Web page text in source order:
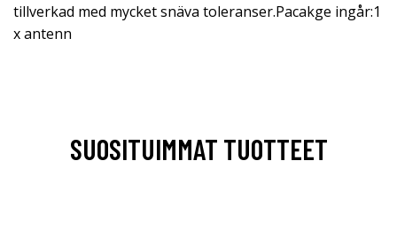
tillverkad med mycket snäva toleranser.Pacakge ingår:1
x antenn
SUOSITUIMMAT TUOTTEET